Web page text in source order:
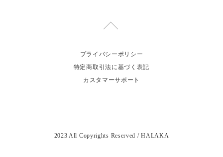
プライバシーポリシー
特定商取引法に基づく表記
カスタマーサポート
2023 All Copyrights Reserved / HALAKA